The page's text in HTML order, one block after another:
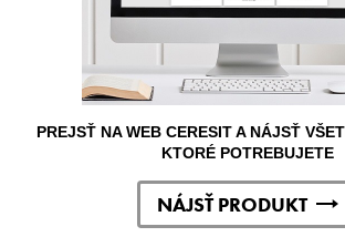
PREJSŤ NA WEB CERESIT A NÁJSŤ
KTORÉ POTREBUJETE
NÁJSŤ PRODUKT